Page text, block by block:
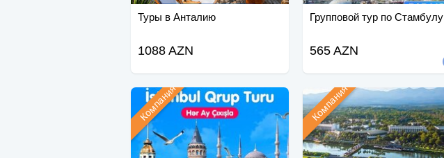
Туры в Анталию
1088 AZN
Групповой тур по Стамбулу
565 AZN
Компания Компания